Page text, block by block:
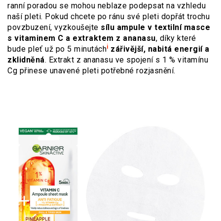
ranní poradou se mohou neblaze podepsat na vzhledu
naší pleti. Pokud chcete po ránu své pleti dopřát trochu
povzbuzení, vyzkoušejte sílu ampule v textilní masce
s vitaminem C a extraktem z ananasu, díky které
bude pleť už po 5 minutáchi zářivější, nabitá energií a
zklidněná. Extrakt z ananasu ve spojení s 1 % vitamínu
Cg přinese unavené pleti potřebné rozjasnění.